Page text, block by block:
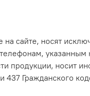
на сайте, носят
указанным
продукции, носит
437 Гражданского